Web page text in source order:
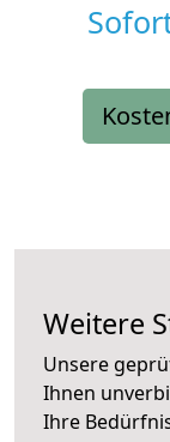
Weitere
Unsere
Ihnen
Ihre